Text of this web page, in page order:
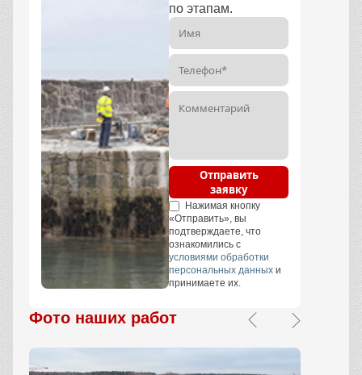
по этапам.
Отправить
заявку
Нажимая кнопку
«Отправить», вы
подтверждаете, что
ознакомились с
условиями обработки
персональных данных и
принимаете их.
Фото наших работ